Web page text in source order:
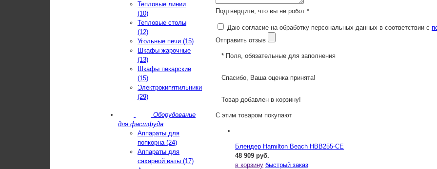
Подтвердите, что вы не робот *
Даю согласие на обработку персональных данных в соответствии с
Отправить отзыв
* Поля, обязательные для заполнения
Спасибо, Ваша оценка принята!
Товар добавлен в корзину!
С этим товаром покупают
Блендер Hamilton Beach HBB255-CE
48 909 руб.
в корзину быстрый заказ
Тепловые линии
(10)
Тепловые столы
(12)
Угольные печи (15)
Шкафы жарочные
(13)
Шкафы пекарские
(15)
Электрокипятильники
(29)
Оборудование
для фастфуда
Аппараты для
попкорна (24)
Аппараты для
сахарной ваты (17)